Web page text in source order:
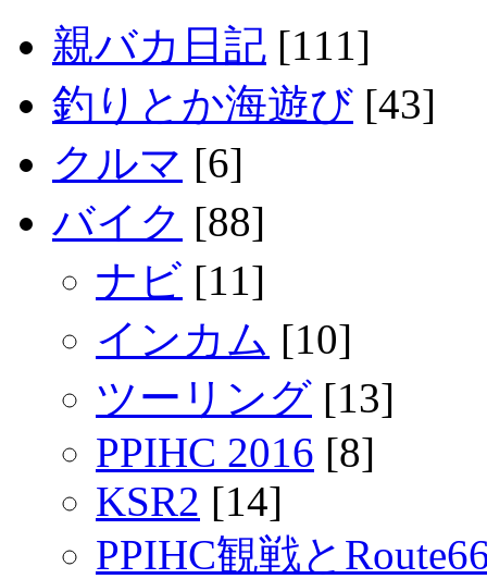
親バカ日記 [111]
釣りとか海遊び [43]
クルマ [6]
バイク [88]
ナビ [11]
インカム [10]
ツーリング [13]
PPIHC 2016 [8]
KSR2 [14]
PPIHC観戦と